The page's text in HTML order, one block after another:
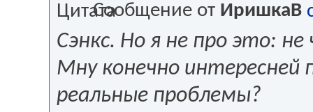
Сообщение от ИришкаВ
Сэнкс. Но я не про это:
Мну конечно интересней
реальные проблемы?